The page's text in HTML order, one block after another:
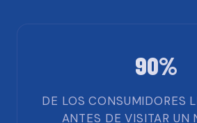
90%
DE LOS CONSUMIDORES
ANTES DE VISITAR UN